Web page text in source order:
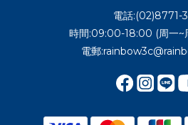
電話:(02)8771-
時間:09:00-18:00 (周一~
電郵